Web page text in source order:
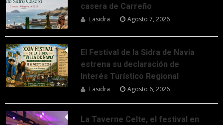
casera de Carreño
Lasidra Agosto 7, 2026
El Festival de la Sidra de Navia
estrena su declaración de
Interés Turístico Regional
Lasidra Agosto 6, 2026
La Taverne Celte, el festival en